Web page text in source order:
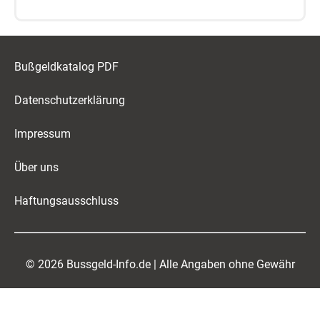
Bußgeldkatalog PDF
Datenschutzerklärung
Impressum
Über uns
Haftungsausschluss
© 2026 Bussgeld-Info.de | Alle Angaben ohne Gewähr